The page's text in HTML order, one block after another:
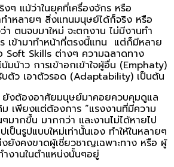
งๆ แม้ว่าในยุคที่เครื่องจักร หรือ
ทำหลายๆ สิ่งแทนมนุษย์ได้ก็จริง หรือ
า ตนจบมาใหม่ จะตกงาน ไม่มีงานทำ
เข้ามาทำหน้าที่ตรงนี้แทน แต่ก็มีหลาย
Soft Skills ต่างๆ ความฉลาดทาง
น้าว การเข้าอกเข้าใจผู้อื่น (Emphaty)
บตัว เอาตัวรอด (Adaptability) เป็นต้น
ยังต้องอาศัยมนุษย์มาคอยควบคุมดูแล
ม เพียงแต่ต้องการ “แรงงานที่มีความ
ๆมากขึ้น มากกว่า และงานไม่ได้หายไป
ป็นรูปแบบใหม่เท่านั้นเอง ทำให้ในหลายๆ
ยังคงขาดผู้เชี่ยวชาญเฉพาะทาง หรือ ผู้
ำงานในตำแหน่งนั้นๆอยู่